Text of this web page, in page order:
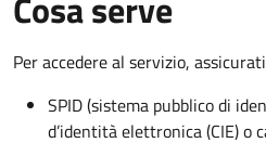
Per accedere al servizio,
SPID (sistema pubblico di
d’identità elettronica (CIE) o